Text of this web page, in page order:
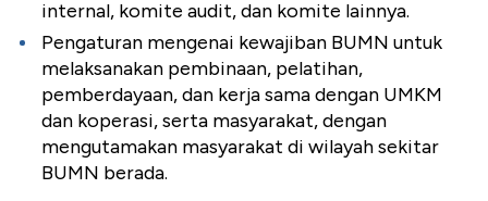
internal, komite audit, dan komite lainnya.
Pengaturan mengenai kewajiban BUMN untuk
melaksanakan pembinaan, pelatihan,
pemberdayaan, dan kerja sama dengan UMKM
dan koperasi, serta masyarakat, dengan
mengutamakan masyarakat di wilayah sekitar
BUMN berada.